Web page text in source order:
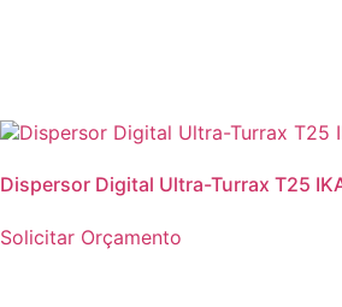
Dispersor Digital Ultra-Turrax T25
Solicitar Orçamento